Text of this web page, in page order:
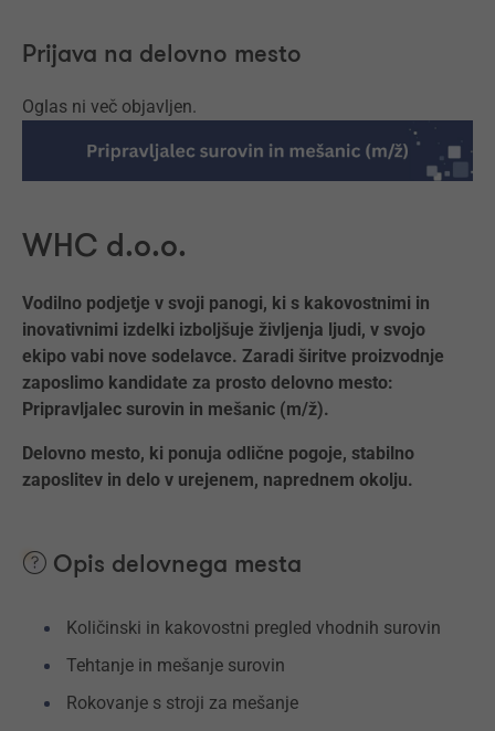
Prijava na delovno mesto
Oglas ni več objavljen.
WHC d.o.o.
Vodilno podjetje v svoji panogi, ki s kakovostnimi in
inovativnimi izdelki izboljšuje življenja ljudi, v svojo
ekipo vabi nove sodelavce. Zaradi širitve proizvodnje
zaposlimo kandidate za prosto delovno mesto:
Pripravljalec surovin in mešanic (m/ž).
Delovno mesto, ki ponuja odlične pogoje, stabilno
zaposlitev in delo v urejenem, naprednem okolju.
Opis delovnega mesta
Količinski in kakovostni pregled vhodnih surovin
Tehtanje in mešanje surovin
Rokovanje s stroji za mešanje